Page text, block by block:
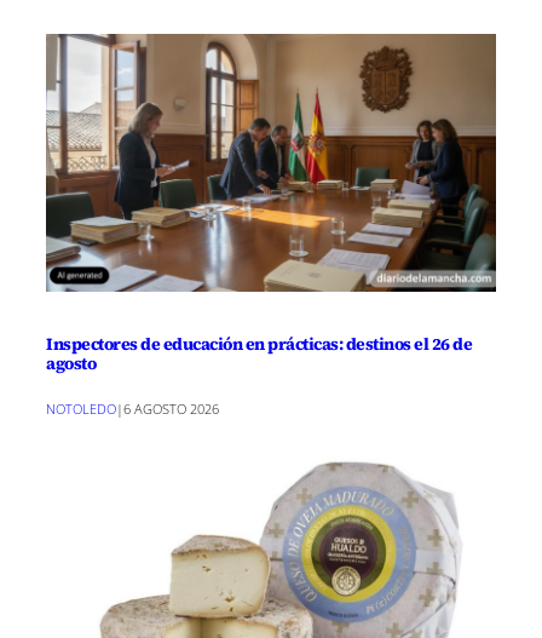
Inspectores de educación en prácticas: destinos el 26 de
agosto
NOTOLEDO|6 AGOSTO 2026